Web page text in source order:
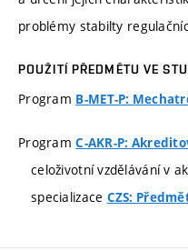
problémy stabilty
POUŽITÍ PŘEDMĚTU VE
Program B-MET-P:
ProgramC-AKR-P:
celoživotní vzdělávání v
specializace CZS: